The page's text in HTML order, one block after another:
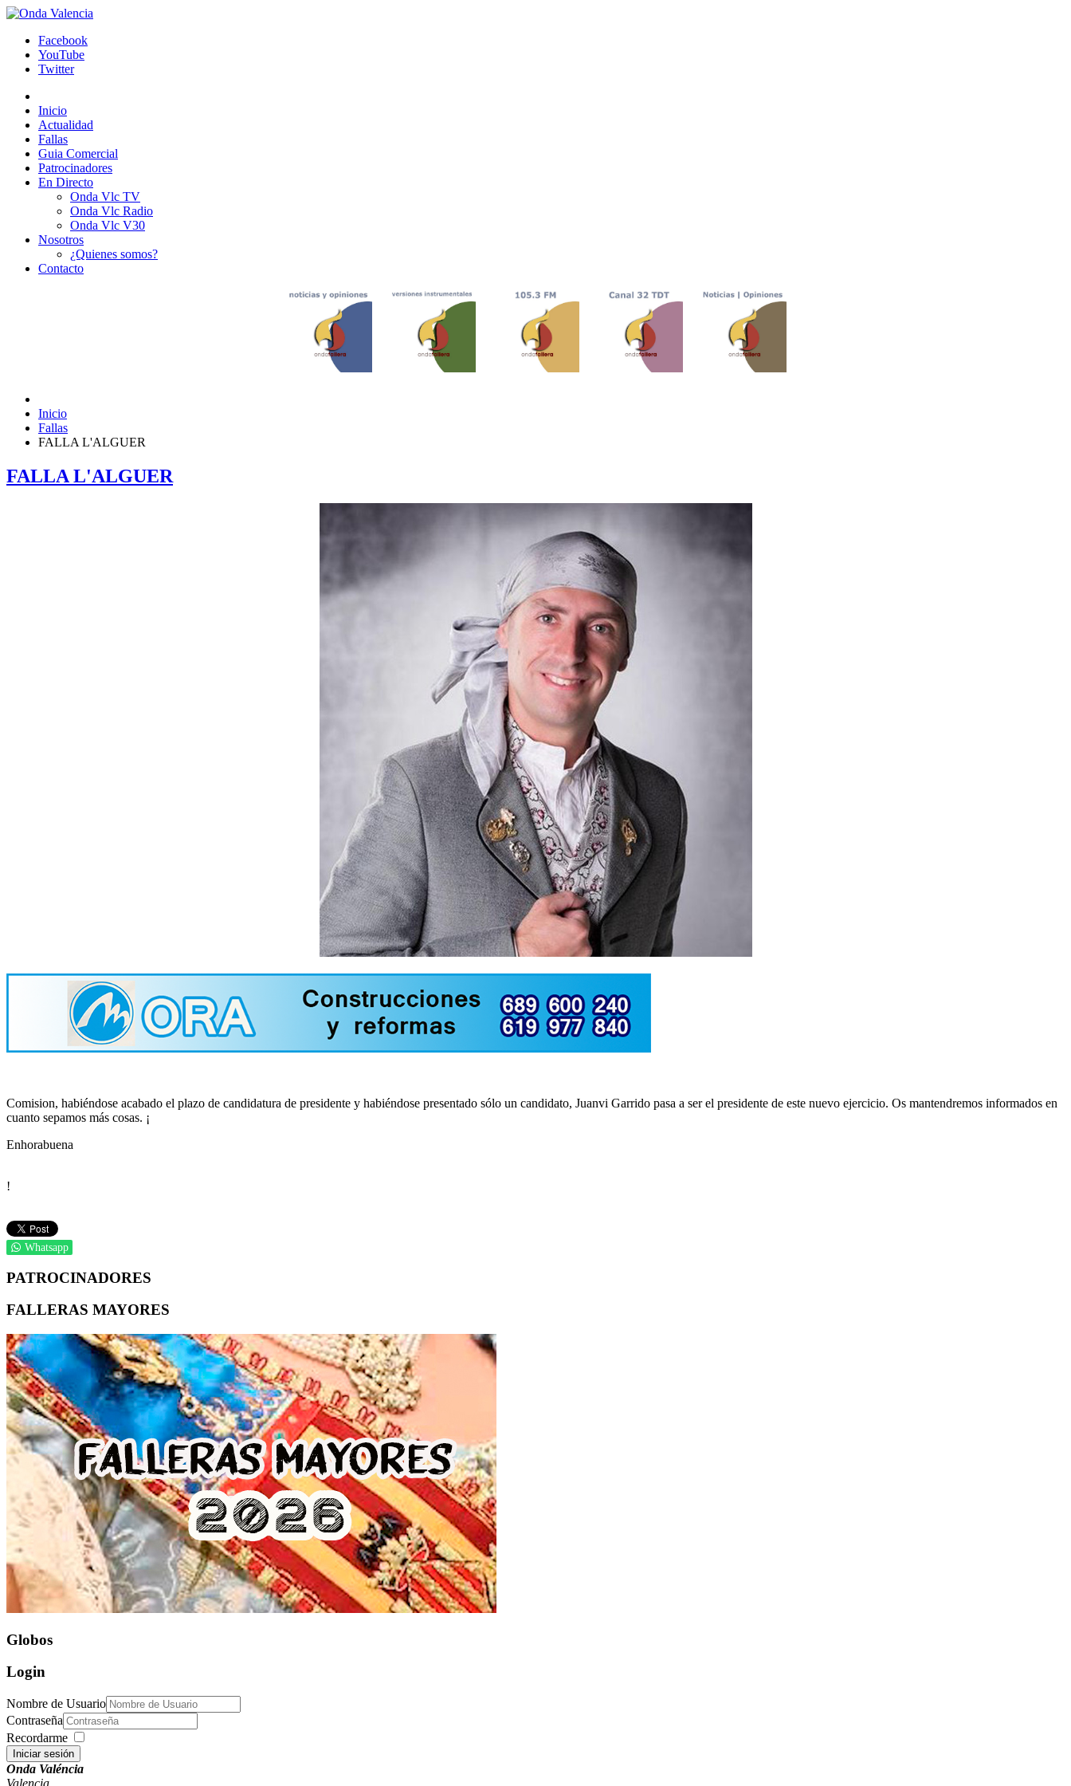
Facebook
YouTube
Twitter
Inicio
Actualidad
Fallas
Guia Comercial
Patrocinadores
En Directo
Onda Vlc TV
Onda Vlc Radio
Onda Vlc V30
Nosotros
¿Quienes somos?
Contacto
Inicio
Fallas
FALLA L'ALGUER
FALLA L'ALGUER
Comision, habiéndose acabado el plazo de candidatura de presidente y habiéndose presentado sólo un candidato, Juanvi Garrido pasa a ser el presidente de este nuevo ejercicio. Os mantendremos informados en
cuanto sepamos más cosas. ¡
Enhorabuena
!
Whatsapp
PATROCINADORES
FALLERAS MAYORES
Globos
Login
Nombre de Usuario
Contraseña
Recordarme
Iniciar sesión
Onda Valéncia